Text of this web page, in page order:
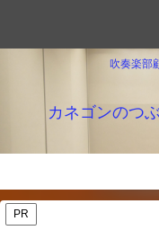
吹奏楽部
カネゴンのつ
PR